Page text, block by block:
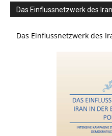
Das Einflussnetzwerk des
Das Einflussnetzwerk des